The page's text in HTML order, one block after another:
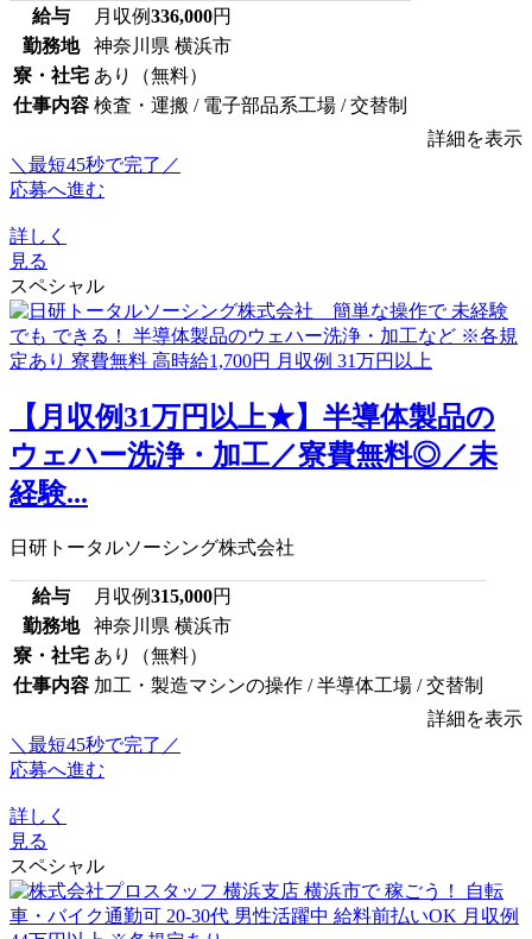
給与 月収例336,000円
勤務地
神奈川県 横浜市
寮・社宅 あり（無料）
仕事内容 検査・運搬 / 電子部品系工場 / 交替制
詳細を表示
＼最短45秒で完了／
応募へ進む
詳しく
見る
スペシャル
【月収例31万円以上★】半導体製品の
ウェハー洗浄・加工／寮費無料◎／未
経験...
日研トータルソーシング株式会社
給与 月収例315,000円
勤務地
神奈川県 横浜市
寮・社宅 あり（無料）
仕事内容 加工・製造マシンの操作 / 半導体工場 / 交替制
詳細を表示
＼最短45秒で完了／
応募へ進む
詳しく
見る
スペシャル